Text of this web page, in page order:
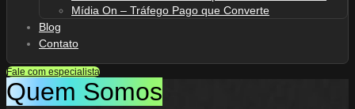
Mídia On – Tráfego Pago que Converte
Blog
Contato
Fale com especialista
Quem Somos